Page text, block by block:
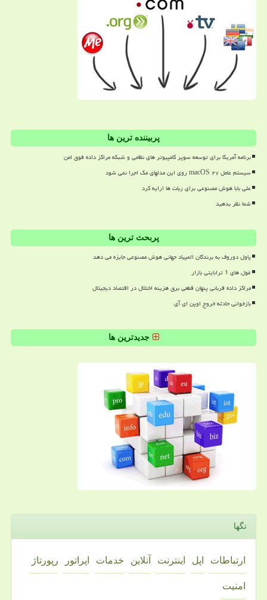
پربیننده ترین ها
برنامه آمریکا برای توسعه سوپر کامپیوتر های نظامی و شبکه مراکز داده فوق امن
سیستم عامل macOS ۲۷ روی این مدلهای مک اجرا نمی شود
علی بابا هوش مصنوعی برای ربات ها ارایه کرد
شما نظر بدهید
پربحث ترین ها
پاول دوروف به برندگان المپیاد جهانی هوش مصنوعی جایزه می دهد
غول های 1 ترابایتی بازار
مراکز داده قربانی پنهان قطعی برق هزینه اختلال در اقتصاد دیجیتال
بازخوانی حادثه خروج اوپن ای آی
جدیدترین ها
تگها
ارتباطات اپل اینترنت آنلاین خدمات اپراتور رپورتاژ
امنیت